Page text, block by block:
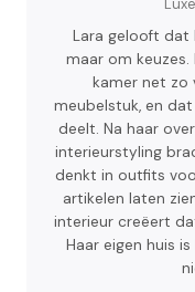
Lara gelooft dat
maar om keuzes.
kamer net zo
meubelstuk, en
deelt. Na haar
interieurstyling
denkt in outfits
artikelen laten
interieur creëert
Haar eigen huis